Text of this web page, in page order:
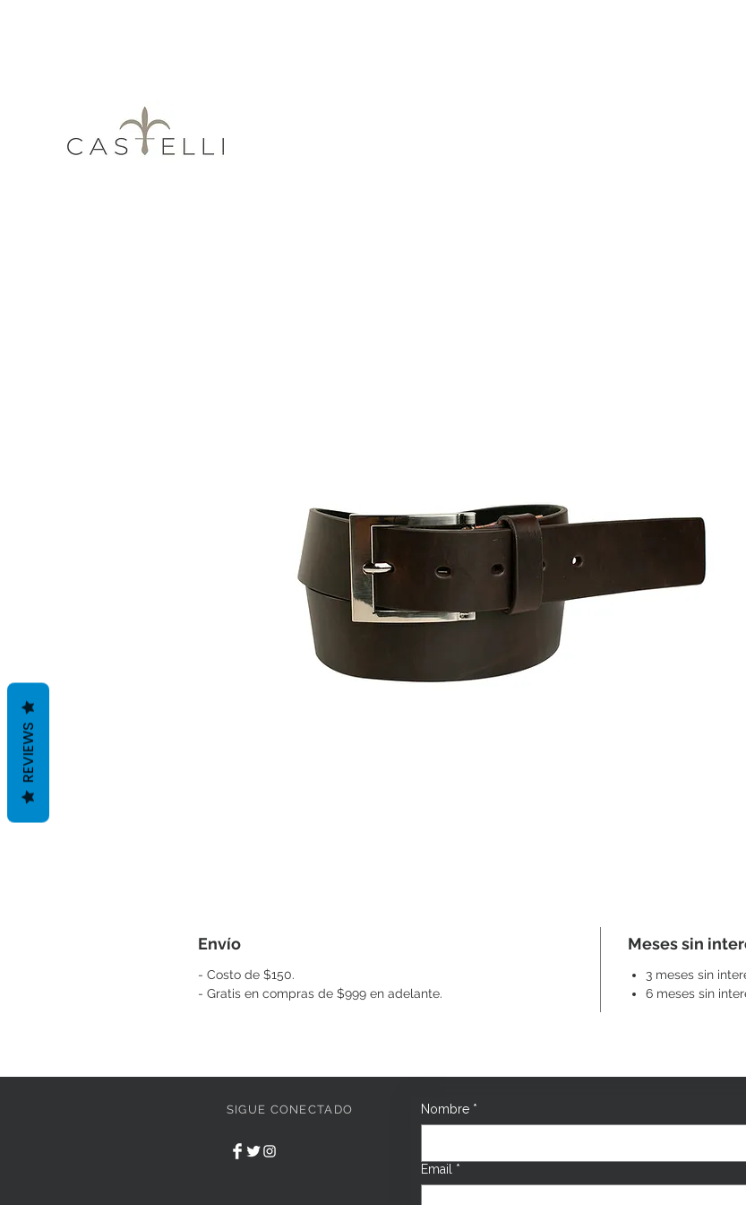
Envío
- Costo de $150.
- Gratis en compras de $999 en adelante.
Meses sin
3 meses sin
6 meses sin
SIGUE CONECTADO Nombre *
Email *
REVIEWS